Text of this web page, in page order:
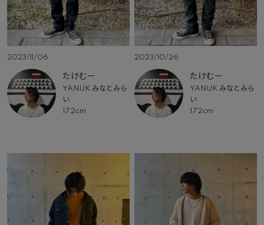
2023/11/06
たけむー
YANUK みなとみら
い
172cm
2023/10/26
たけむー
YANUK みなとみら
い
172cm